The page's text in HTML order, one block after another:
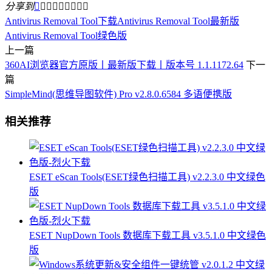
分享到        
Antivirus Removal Tool下载Antivirus Removal Tool最新版
Antivirus Removal Tool绿色版
上一篇
360AI浏览器官方原版丨最新版下载丨版本号 1.1.1172.64 下一
篇
SimpleMind(思维导图软件) Pro v2.8.0.6584 多语便携版
相关推荐
ESET eScan Tools(ESET绿色扫描工具) v2.2.3.0 中文绿色
版
ESET NupDown Tools 数据库下载工具 v3.5.1.0 中文绿色
版